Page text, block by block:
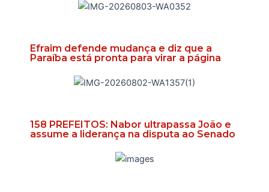
Efraim defende mudança e diz que a
Paraíba está pronta para virar a página
158 PREFEITOS: Nabor ultrapassa João e
assume a liderança na disputa ao Senado